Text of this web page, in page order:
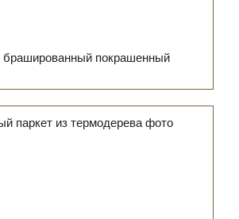
брашированный покрашенный